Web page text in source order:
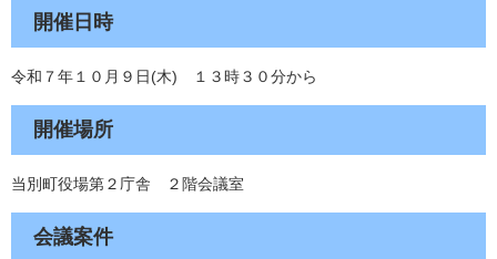
開催日時
令和７年１０月９日(木) １３時３０分から
開催場所
当別町役場第２庁舎 ２階会議室
会議案件​